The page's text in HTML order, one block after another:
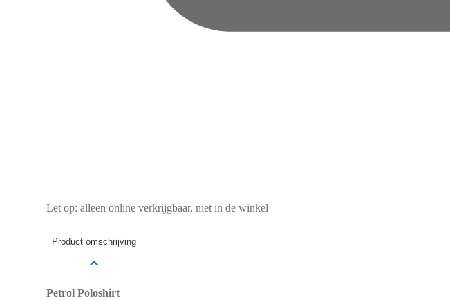
Let op: alleen online verkrijgbaar, niet in de winkel
Product omschrijving
Petrol Poloshirt